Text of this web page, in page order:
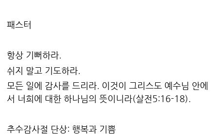
패스터
항상 기뻐하라.
쉬지 말고 기도하라.
모든 일에 감사를 드리라. 이것이 그리스도 예수님 안에
서 너희에 대한 하나님의 뜻이니라(살전5:16-18).
추수감사절 단상: 행복과 기쁨